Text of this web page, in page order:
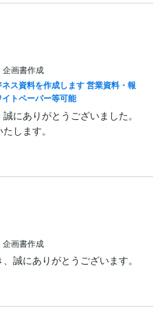
企画書作成
ス資料を作成します 営業資料・報
トペーパー等可能
にありがとうございました。
します。
企画書作成
誠にありがとうございます。